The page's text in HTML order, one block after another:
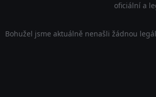
oficiální a
Bohužel jsme aktuálně nenašli žádnou